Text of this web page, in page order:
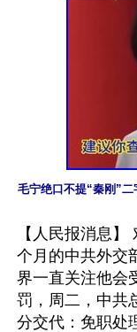
毛宁绝口不提“秦刚”二
【人民报消息】
个月的中共外交
界一直关注他会
罚，周二，中共
分交代：免职处